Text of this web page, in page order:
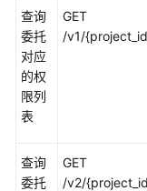
模
型
训
练
推
部
署
查询
委托
对应
的权
限列
表
GET
/v1/
查询
委托
GET
/v2/